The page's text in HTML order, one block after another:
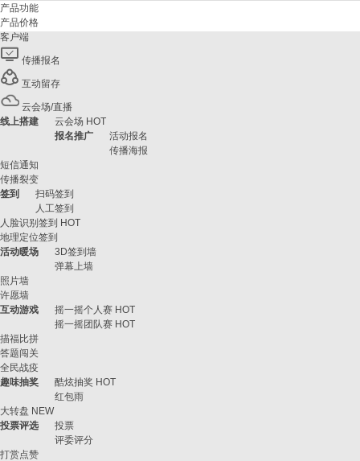
产品功能
产品价格
客户端
传播报名
互动留存
云会场/直播
线上搭建
云会场 HOT
报名推广
活动报名
传播海报
短信通知
传播裂变
签到
扫码签到
人工签到
人脸识别签到 HOT
地理定位签到
活动暖场
3D签到墙
弹幕上墙
照片墙
许愿墙
互动游戏
摇一摇个人赛 HOT
摇一摇团队赛 HOT
描福比拼
答题闯关
全民战疫
趣味抽奖
酷炫抽奖 HOT
红包雨
大转盘 NEW
投票评选
投票
评委评分
打赏点赞